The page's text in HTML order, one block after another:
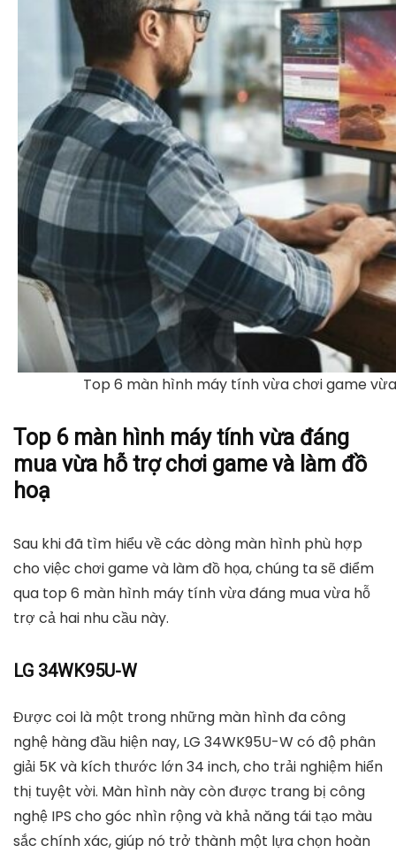
Top 6 màn hình máy tính vừa chơi game
Top 6 màn hình máy tính vừa đáng
mua vừa hỗ trợ chơi game và làm đồ
hoạ
Sau khi đã tìm hiểu về các dòng màn hình phù hợp
cho việc chơi game và làm đồ họa, chúng ta sẽ điểm
qua top 6 màn hình máy tính vừa đáng muavừa hỗ
trợ cả hai nhu cầu này.
LG 34WK95U-W
Được coi là một trong những màn hình đa công
nghệ hàng đầu hiện nay, LG 34WK95U-W có độ phân
giải 5K và kích thước lớn 34 inch, cho trải nghiệm hiển
thị tuyệt vời. Màn hình này còn được trang bị công
nghệ IPS cho góc nhìn rộng và khả năng tái tạo màu
sắc chính xác, giúp nó trở thành một lựa chọn hoàn